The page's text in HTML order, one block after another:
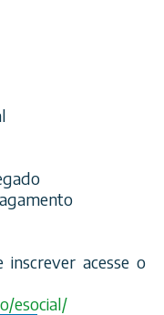
acesse o
esocial/